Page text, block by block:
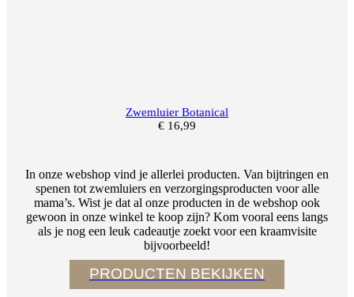
Zwemluier Botanical
€ 16,99
In onze webshop vind je allerlei producten. Van bijtringen en
spenen tot zwemluiers en verzorgingsproducten voor alle
mama’s. Wist je dat al onze producten in de webshop ook
gewoon in onze winkel te koop zijn? Kom vooral eens langs
als je nog een leuk cadeautje zoekt voor een kraamvisite
bijvoorbeeld!
PRODUCTEN BEKIJKEN